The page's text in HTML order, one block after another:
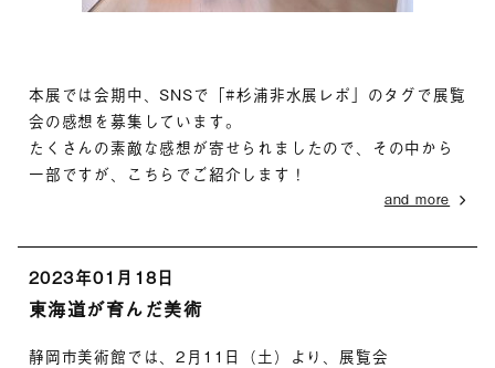
本展では会期中、SNSで「#杉浦非水展レポ」のタグで展覧
会の感想を募集しています。
たくさんの素敵な感想が寄せられましたので、その中から
一部ですが、こちらでご紹介します！
and more
2023年01月18日
東海道が育んだ美術
静岡市美術館では、2月11日（土）より、展覧会